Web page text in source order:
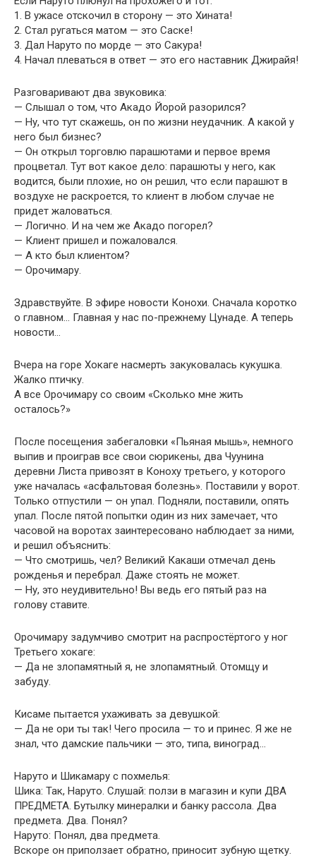
1. В ужасе отскочил в сторону — это Хината!
2. Стал ругаться матом — это Саске!
3. Дал Наруто по морде — это Сакура!
4. Начал плеваться в ответ — это его наставник Джирайя!
Разговаривают два звуковика:
— Слышал о том, что Акадо Йорой разорился?
— Ну, что тут скажешь, он по жизни неудачник. А какой у
него был бизнес?
— Он открыл торговлю парашютами и первое время
процветал. Тут вот какое дело: парашюты у него, как
водится, были плохие, но он решил, что если парашют в
воздухе не раскроется, то клиент в любом случае не
придет жаловаться.
— Логично. И на чем же Акадо погорел?
— Клиент пришел и пожаловался.
— А кто был клиентом?
— Орочимару.
Здравствуйте. В эфире новости Конохи. Сначала коротко
о главном… Главная у нас по-прежнему Цунаде. А теперь
новости…
Вчера на горе Хокаге насмерть закуковалась кукушка.
Жалко птичку.
А все Орочимару со своим «Сколько мне жить
осталось?»
После посещения забегаловки «Пьяная мышь», немного
выпив и проиграв все свои сюрикены, два Чуунина
деревни Листа привозят в Коноху третьего, у которого
уже началась «асфальтовая болезнь». Поставили у ворот.
Только отпустили — он упал. Подняли, поставили, опять
упал. После пятой попытки один из них замечает, что
часовой на воротах заинтересовано наблюдает за ними,
и решил объяснить:
— Что смотришь, чел? Великий Какаши отмечал день
рожденья и перебрал. Даже стоять не может.
— Ну, это неудивительно! Вы ведь его пятый раз на
голову ставите.
Орочимару задумчиво смотрит на распростёртого у ног
Третьего хокаге:
— Да не злопамятный я, не злопамятный. Отомщу и
забуду.
Кисаме пытается ухаживать за девушкой:
— Да не ори ты так! Чего просила — то и принес. Я же не
знал, что дамские пальчики — это, типа, виноград…
Наруто и Шикамару с похмелья:
Шика: Так, Наруто. Слушай: ползи в магазин и купи ДВА
ПРЕДМЕТА. Бутылку минералки и банку рассола. Два
предмета. Два. Понял?
Наруто: Понял, два предмета.
Вскоре он приползает обратно, приносит зубную щетку.